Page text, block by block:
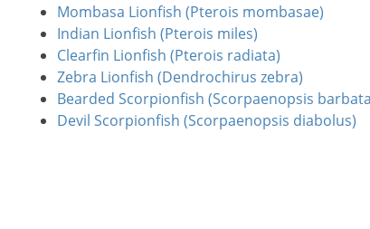
Mombasa Lionfish (Pterois mombasae)
Indian Lionfish (Pterois miles)
Clearfin Lionfish (Pterois radiata)
Zebra Lionfish (Dendrochirus zebra)
Bearded Scorpionfish (Scorpaenopsis
Devil Scorpionfish (Scorpaenopsis diabolus)